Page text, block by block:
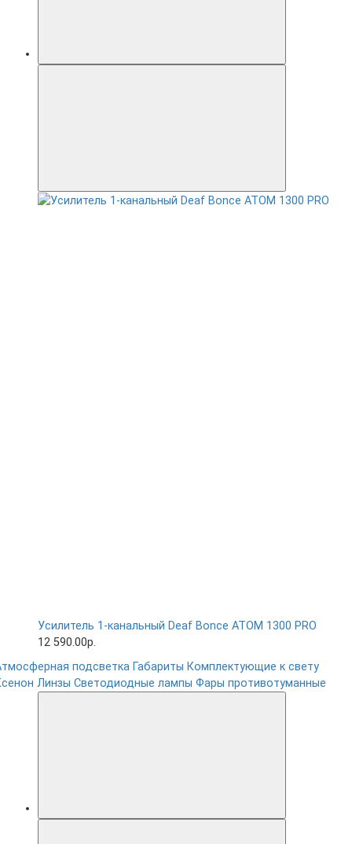
Усилитель 1-канальный Deaf Bonce ATOM 1300 PRO
12 590.00р.
подсветка Габариты Комплектующие к свету
Линзы Светодиодные лампы Фары противотуманные